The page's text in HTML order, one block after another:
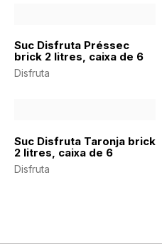
Suc Disfruta Préssec
brick 2 litres, caixa de 6
Disfruta
Suc Disfruta Taronja brick
2 litres, caixa de 6
Disfruta